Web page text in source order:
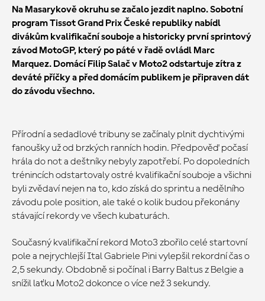
Na Masarykově okruhu se začalo jezdit naplno. Sobotní
program Tissot Grand Prix České republiky nabídl
divákům kvalifikační souboje a historicky první sprintový
závod MotoGP, který po páté v řadě ovládl Marc
Marquez. Domácí Filip Salač v Moto2 odstartuje zítra z
deváté příčky a před domácím publikem je připraven dát
do závodu všechno.
Přírodní a sedadlové tribuny se začínaly plnit dychtivými
fanoušky už od brzkých ranních hodin. Předpověď počasí
hrála do not a deštníky nebyly zapotřebí. Po dopoledních
trénincích odstartovaly ostré kvalifikační souboje a všichni
byli zvědaví nejen na to, kdo získá do sprintu a nedělního
závodu pole position, ale také o kolik budou překonány
stávající rekordy ve všech kubaturách.
Současný kvalifikační rekord Moto3 zbořilo celé startovní
pole a nejrychlejší Ital Gabriele Pini vylepšil rekordní čas o
2,5 sekundy. Obdobně si počínal i Barry Baltus z Belgie a
snížil laťku Moto2 dokonce o více než 3 sekundy.